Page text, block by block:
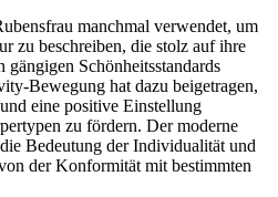
manchmal verwendet, um
zu beschreiben, die stolz auf ihre
Schönheitsstandards
Bewegung hat dazu beigetragen,
eine positive Einstellung
zu fördern. Der moderne
Bedeutung der Individualität und
der Konformität mit bestimmten